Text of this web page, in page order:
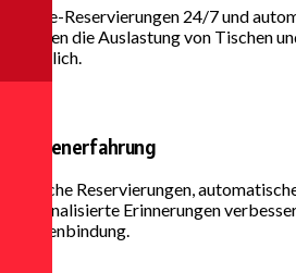
Online-Reservierungen 24/7 und
erhöhen die Auslastung von Tischen
erheblich.
Kundenerfahrung
Einfache Reservierungen,
personalisierte Erinnerungen
Kundenbindung.